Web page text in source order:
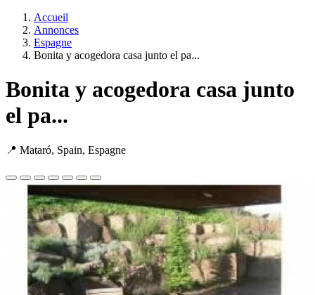
Accueil
Annonces
Espagne
Bonita y acogedora casa junto el pa...
Bonita y acogedora casa junto
el pa...
📍 Mataró, Spain, Espagne